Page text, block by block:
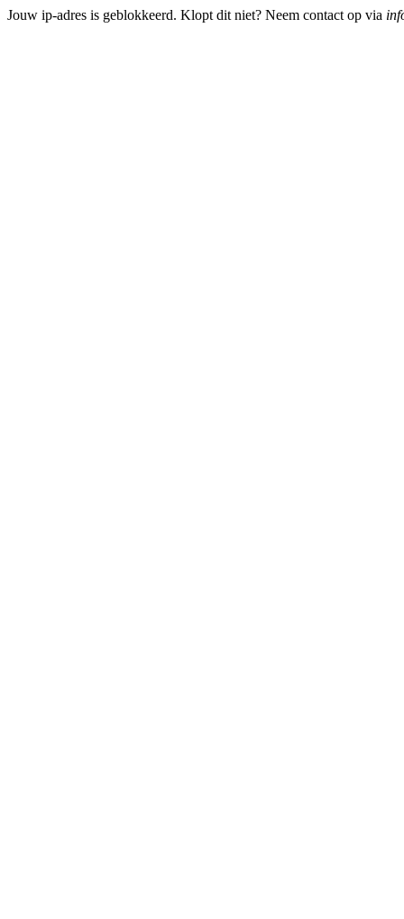
Jouw ip-adres is geblokkeerd. Klopt dit niet? Neem contact op via